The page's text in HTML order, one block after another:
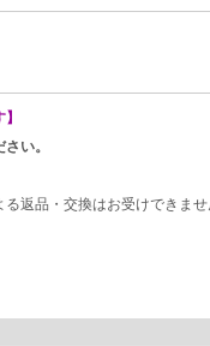
い。
返品・交換はお受けできませ